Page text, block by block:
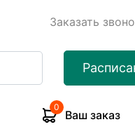
Заказать
0
Ваш заказ